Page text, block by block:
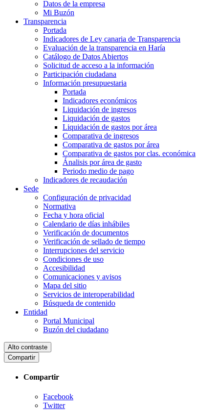
Datos de la empresa
Mi Buzón
Transparencia
Portada
Indicadores de Ley canaria de Transparencia
Evaluación de la transparencia en Haría
Catálogo de Datos Abiertos
Solicitud de acceso a la información
Participación ciudadana
Información presupuestaria
Portada
Indicadores económicos
Liquidación de ingresos
Liquidación de gastos
Liquidación de gastos por área
Comparativa de ingresos
Comparativa de gastos por área
Comparativa de gastos por clas. económica
Ánalisis por área de gasto
Periodo medio de pago
Indicadores de recaudación
Sede
Configuración de privacidad
Normativa
Fecha y hora oficial
Calendario de días inhábiles
Verificación de documentos
Verificación de sellado de tiempo
Interrupciones del servicio
Condiciones de uso
Accesibilidad
Comunicaciones y avisos
Mapa del sitio
Servicios de interoperabilidad
Búsqueda de contenido
Entidad
Portal Municipal
Buzón del ciudadano
Alto contraste
Compartir
Compartir
Facebook
Twitter